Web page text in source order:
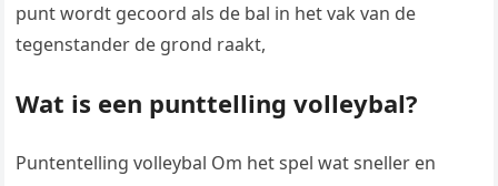
punt wordt gecoord als de bal in het vak van de
tegenstander de grond raakt,
Wat is een punttelling volleybal?
Puntentelling volleybal Om het spel wat sneller en